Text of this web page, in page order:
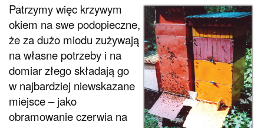
Patrzymy więc krzywym
okiem na swe podopieczne,
że za dużo miodu zużywają
na własne potrzeby i na
domiar złego składają go
w najbardziej niewskazane
miejsce – jako
obramowanie czerwia na